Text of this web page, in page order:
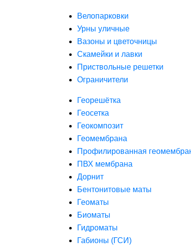
Велопарковки
Урны уличные
Вазоны и цветочницы
Скамейки и лавки
Приствольные решетки
Ограничители
Георешётка
Геосетка
Геокомпозит
Геомембрана
Профилированная
ПВХ мембрана
Дорнит
Бентонитовые маты
Геоматы
Биоматы
Гидроматы
Габионы (ГСИ)